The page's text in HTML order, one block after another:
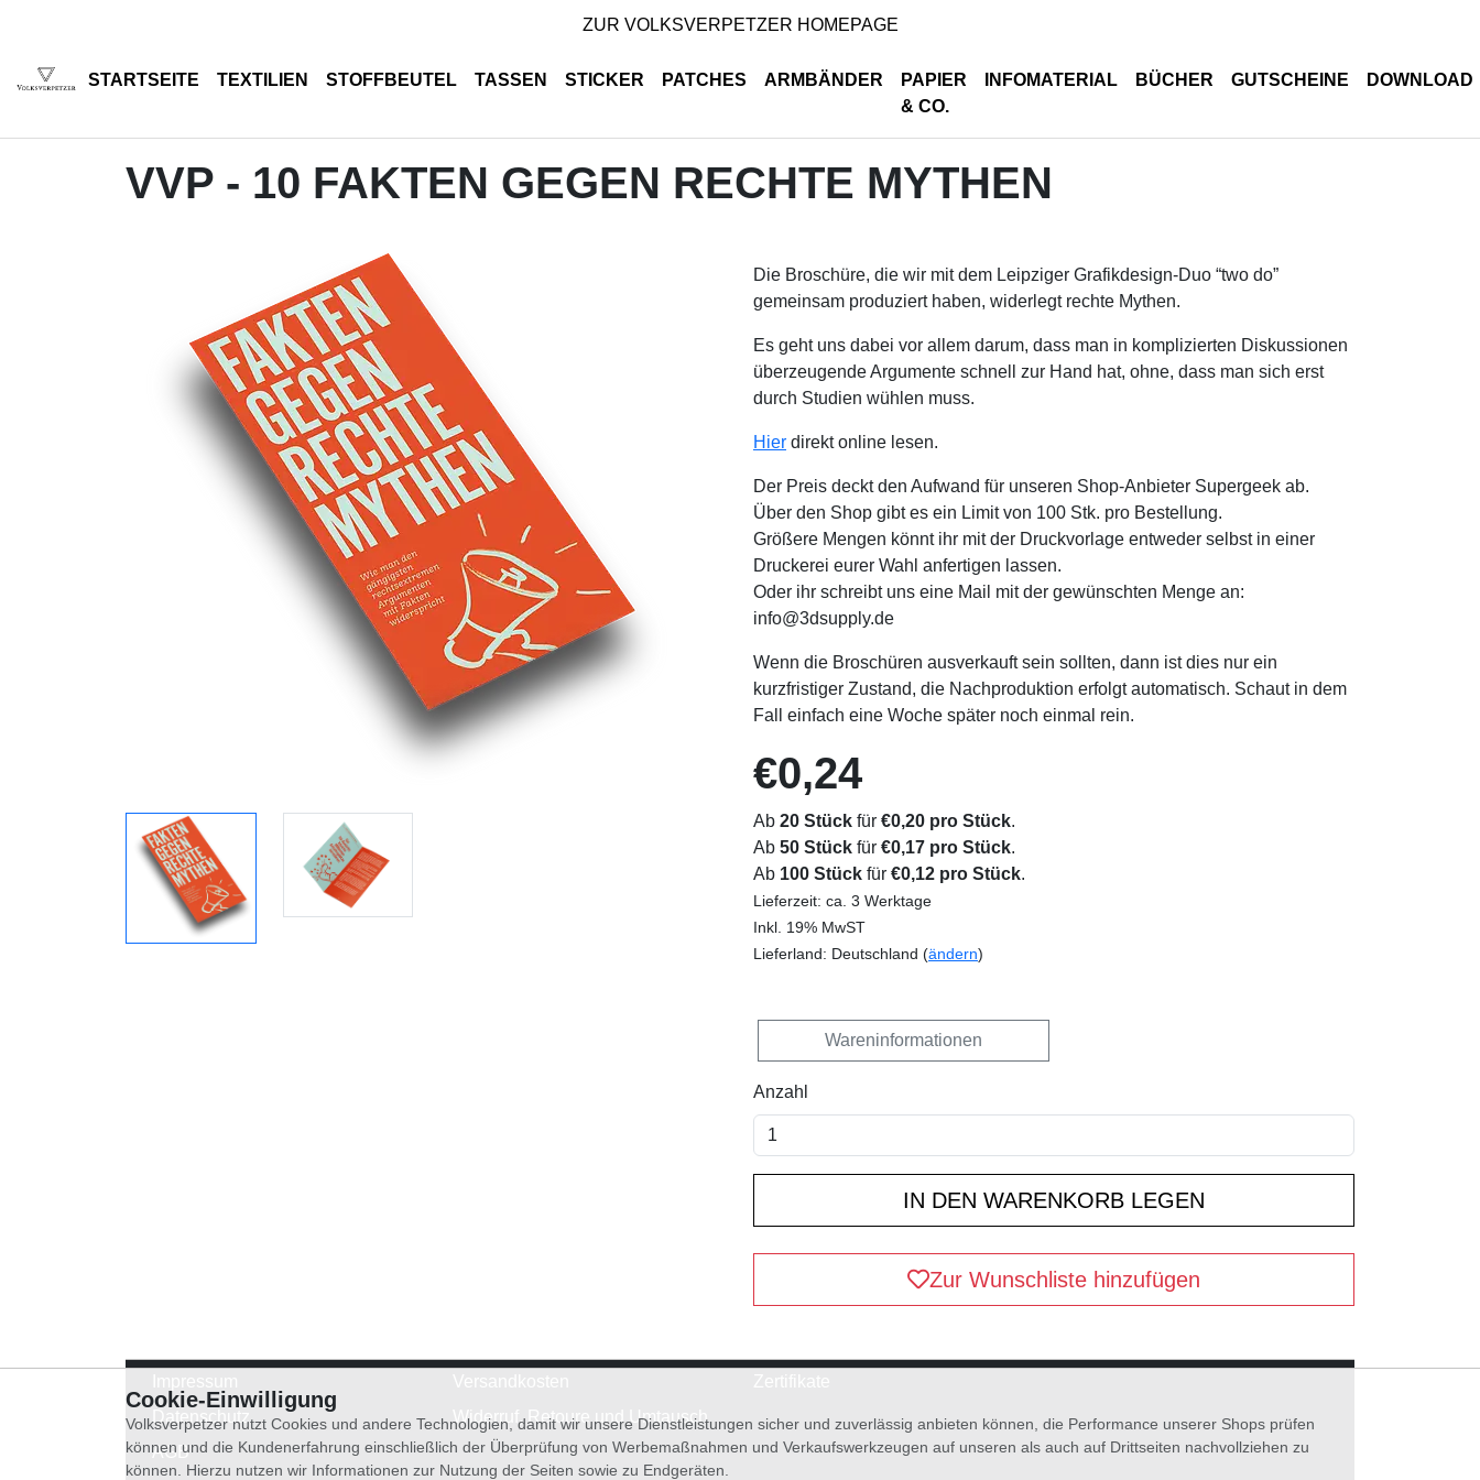
ZUR VOLKSVERPETZER HOMEPAGE
STARTSEITE TEXTILIEN STOFFBEUTEL TASSEN STICKER PATCHES ARMBÄNDER
PAPIER
& CO.
INFOMATERIAL BÜCHER GUTSCHEINE DOWNLOAD
VVP - 10 FAKTEN GEGEN RECHTE MYTHEN
Die Broschüre, die wir mit dem Leipziger Grafikdesign-Duo “two do”
gemeinsam produziert haben, widerlegt rechte Mythen.
Es geht uns dabei vor allem darum, dass man in komplizierten Diskussionen
überzeugende Argumente schnell zur Hand hat, ohne, dass man sich erst
durch Studien wühlen muss.
Hier direkt online lesen.
Der Preis deckt den Aufwand für unseren Shop-Anbieter Supergeek ab.
Über den Shop gibt es ein Limit von 100 Stk. pro Bestellung.
Größere Mengen könnt ihr mit der Druckvorlage entweder selbst in einer
Druckerei eurer Wahl anfertigen lassen.
Oder ihr schreibt uns eine Mail mit der gewünschten Menge an:
info@3dsupply.de
Wenn die Broschüren ausverkauft sein sollten, dann ist dies nur ein
kurzfristiger Zustand, die Nachproduktion erfolgt automatisch. Schaut in dem
Fall einfach eine Woche später noch einmal rein.
€0,24
Ab 20 Stück für €0,20 pro Stück.
Ab 50 Stück für €0,17 pro Stück.
Ab 100 Stück für €0,12 pro Stück.
Lieferzeit: ca. 3 Werktage
Inkl. 19% MwST
Lieferland: Deutschland (ändern)
Wareninformationen
Anzahl
Zur Wunschliste hinzufügen
Datenschutz
AGB
Widerruf, Retoure und Umtausch
Cookie-Einwilligung
Volksverpetzer nutzt Cookies und andere Technologien, damit wir unsere Dienstleistungen sicher und zuverlässig anbieten können, die Performance unserer Shops prüfen
können und die Kundenerfahrung einschließlich der Überprüfung von Werbemaßnahmen und Verkaufswerkzeugen auf unseren als auch auf Drittseiten nachvollziehen zu
können. Hierzu nutzen wir Informationen zur Nutzung der Seiten sowie zu Endgeräten.